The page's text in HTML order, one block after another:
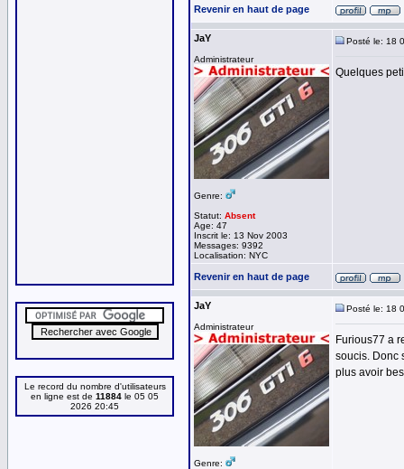
Le record du nombre d'utilisateurs
en ligne est de 11884 le 05 05
2026 20:45
Revenir en haut de page
JaY
Administrateur
Genre:
Statut: Absent
Age: 47
Inscrit le: 13 Nov 2003
Messages: 9392
Localisation: NYC
Posté le: 18
Quelques
Revenir en haut de page
JaY
Administrateur
Genre:
Posté le: 18
Furious77 a
soucis. Donc
plus avoir